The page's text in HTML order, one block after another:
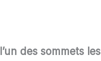
des sommets les